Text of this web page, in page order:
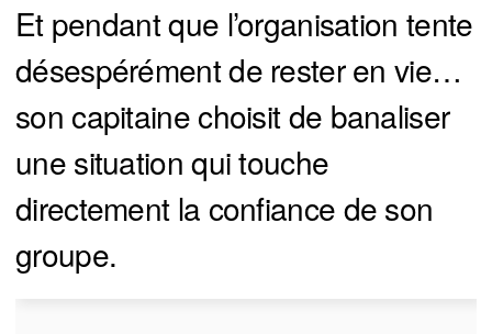
Et pendant que l’organisation tente
désespérément de rester en vie…
son capitaine choisit de banaliser
une situation qui touche
directement la confiance de son
groupe.